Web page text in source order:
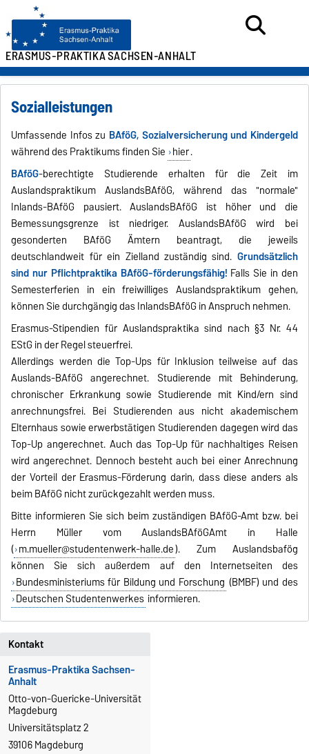
ERASMUS-PRAKTIKASACHSEN-ANHALT
Sozialleistungen
Umfassende Infos zu BAföG, Sozialversicherung und Kindergeld
während des Praktikums finden Sie hier.
BAföG-berechtigte Studierende erhalten für die Zeit im
Auslandspraktikum AuslandsBAföG, während das "normale"
Inlands-BAföG pausiert. AuslandsBAföG ist höher und die
Bemessungsgrenze ist niedriger. AuslandsBAföG wird bei
gesonderten BAföG Ämtern beantragt, die jeweils
deutschlandweit für ein Zielland zuständig sind. Grundsätzlich
sind nur Pflichtpraktika BAföG-förderungsfähig! Falls Sie in den
Semesterferien in ein freiwilliges Auslandspraktikum gehen,
können Sie durchgängig das InlandsBAföG in Anspruch nehmen.
Erasmus-Stipendien für Auslandspraktika sind nach §3 Nr. 44
EStG in der Regel steuerfrei.
Allerdings werden die Top-Ups für Inklusion teilweise auf das
Auslands-BAföG angerechnet. Studierende mit Behinderung,
chronischer Erkrankung sowie Studierende mit Kind/ern sind
anrechnungsfrei. Bei Studierenden aus nicht akademischem
Elternhaus sowie erwerbstätigen Studierenden dagegen wird das
Top-Up angerechnet. Auch das Top-Up für nachhaltiges Reisen
wird angerechnet. Dennoch besteht auch bei einer Anrechnung
der Vorteil der Erasmus-Förderung darin, dass diese anders als
beim BAföG nicht zurückgezahlt werden muss.
Bitte informieren Sie sich beim zuständigen BAföG-Amt bzw. bei
Herrn Müller vom AuslandsBAföGAmt in Halle
( m.mueller@studentenwerk-halle.de). Zum Auslandsbafög
können Sie sich außerdem auf den Internetseiten des
Bundesministeriums für Bildung und Forschung (BMBF) und des
Deutschen Studentenwerkes informieren.
Kontakt
Erasmus-Praktika Sachsen-
Anhalt
Otto-von-Guericke-Universität
Magdeburg
Universitätsplatz 2
39106 Magdeburg